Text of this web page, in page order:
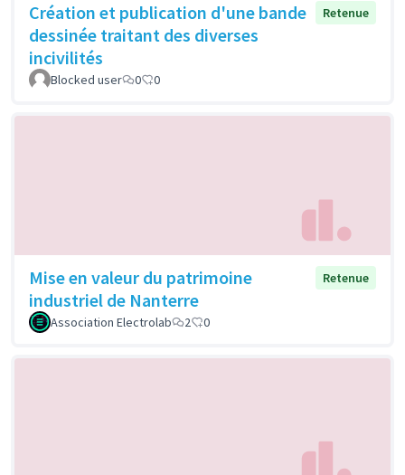
Création et publication d'une bande
dessinée traitant des diverses
incivilités
Retenue
Blocked user 0 0
Mise en valeur du patrimoine
industriel de Nanterre
Retenue
Association Electrolab 2 0